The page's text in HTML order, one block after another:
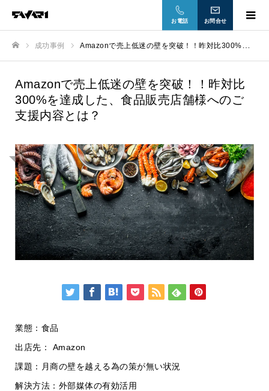
お電話 お問合せ
成功事例 Amazonで売上低迷の壁を突破！！昨対比300%を達成した、食品販売店舗様へのご支援内容とは？
Amazonで売上低迷の壁を突破！！昨対比
300%を達成した、食品販売店舗様へのご
支援内容とは？
業態：食品
出店先： Amazon
課題：月商の壁を越える為の策が無い状況
解決方法：外部媒体の有効活用